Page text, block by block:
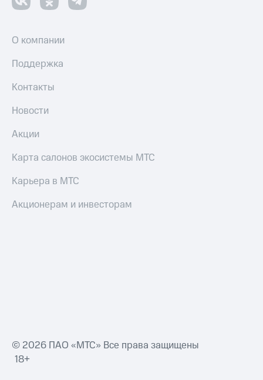
О компании
Поддержка
Контакты
Новости
Акции
Карта салонов экосистемы МТС
Карьера в МТС
Акционерам и инвесторам
© 2026 ПАО «МТС» Все права защищены
18+